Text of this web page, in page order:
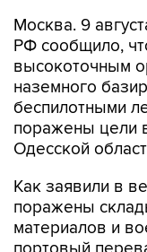
Москва. 9
РФ сообщило,
высокоточным
наземного
беспилотными
поражены цели
Одесской
Как заявили в
поражены
материалов и